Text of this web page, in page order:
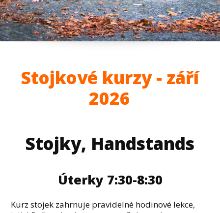
Stojkové kurzy - září
2026
Stojky, Handstands
Úterky 7:30-8:30
Kurz stojek zahrnuje pravidelné hodinové lekce,